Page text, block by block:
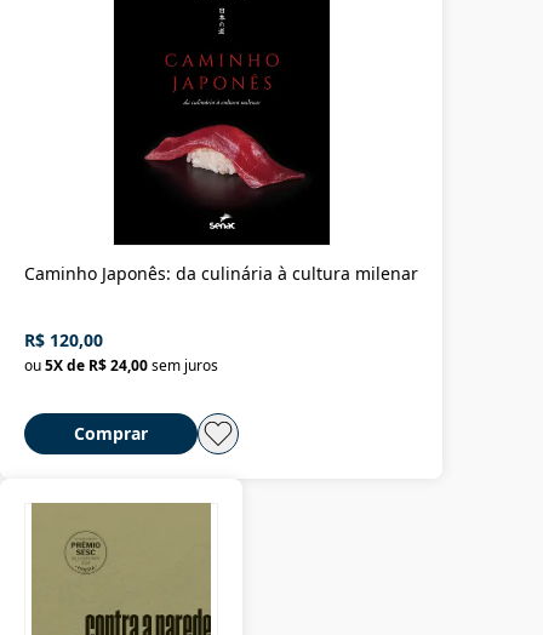
Caminho Japonês: da culinária à cultura milenar
R$ 120,00
ou5X de R$ 24,00sem juros
Comprar